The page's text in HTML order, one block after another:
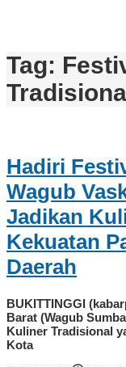
Tag:
Tradisional
Hadiri
Wagub
Jadikan
Kekuatan
Daerah
BUKITTINGGI
Barat (Wagub
Kuliner Tradisional
Kota